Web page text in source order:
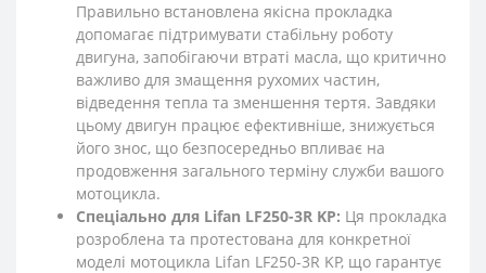
Правильно встановлена якісна прокладка
допомагає підтримувати стабільну роботу
двигуна, запобігаючи втраті масла, що критично
важливо для змащення рухомих частин,
відведення тепла та зменшення тертя. Завдяки
цьому двигун працює ефективніше, знижується
його знос, що безпосередньо впливає на
продовження загального терміну служби вашого
мотоцикла.
Спеціально для Lifan LF250-3R KP: Ця прокладка
розроблена та протестована для конкретної
моделі мотоцикла Lifan LF250-3R KP, що гарантує